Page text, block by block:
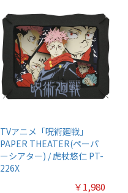
TVアニメ「呪術廻戦」
PAPER THEATER(ペーパ
ーシアター) / 虎杖悠仁 PT-
226X
￥1,980